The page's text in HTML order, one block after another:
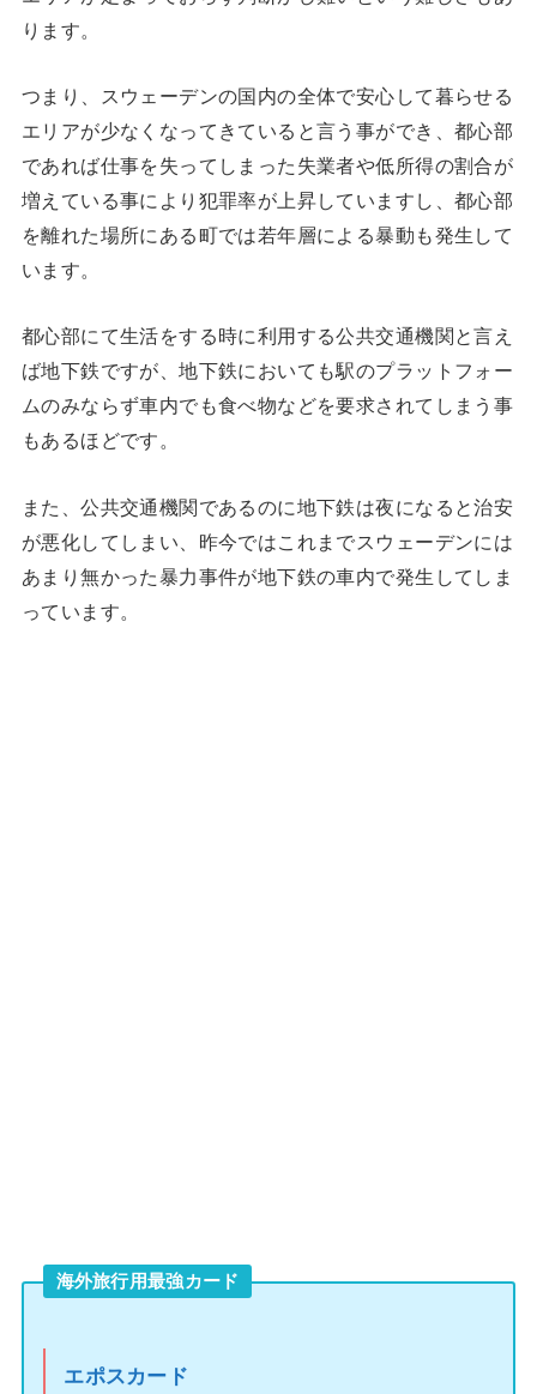
ります。
つまり、スウェーデンの国内の全体で安心して暮らせる
エリアが少なくなってきていると言う事ができ、都心部
であれば仕事を失ってしまった失業者や低所得の割合が
増えている事により犯罪率が上昇していますし、都心部
を離れた場所にある町では若年層による暴動も発生して
います。
都心部にて生活をする時に利用する公共交通機関と言え
ば地下鉄ですが、地下鉄においても駅のプラットフォー
ムのみならず車内でも食べ物などを要求されてしまう事
もあるほどです。
また、公共交通機関であるのに地下鉄は夜になると治安
が悪化してしまい、昨今ではこれまでスウェーデンには
あまり無かった暴力事件が地下鉄の車内で発生してしま
っています。
海外旅行用最強カード
エポスカード